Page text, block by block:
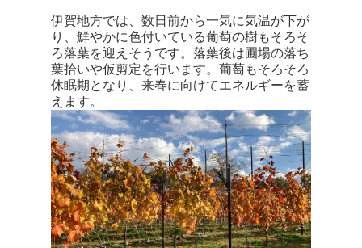
伊賀地方では、数日前から一気に気温が下が
り、鮮やかに色付いている葡萄の樹もそろそ
ろ落葉を迎えそうです。落葉後は圃場の落ち
葉拾いや仮剪定を行います。葡萄もそろそろ
休眠期となり、来春に向けてエネルギーを蓄
えます。